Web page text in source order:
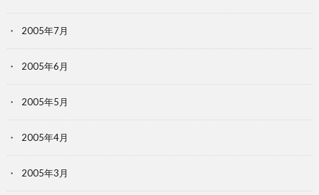
2005年7月
2005年6月
2005年5月
2005年4月
2005年3月